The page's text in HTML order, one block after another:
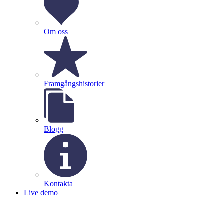
Om oss
Framgångshistorier
Blogg
Kontakta
Live demo